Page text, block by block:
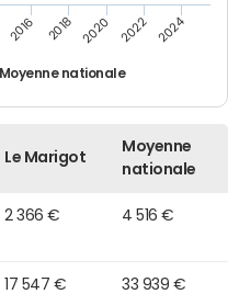
Moyenne nationale
2016 2018 2020 2022 2024
Le Marigot
Moyenne
nationale
2 366 € 4 516 €
17 547 € 33 939 €